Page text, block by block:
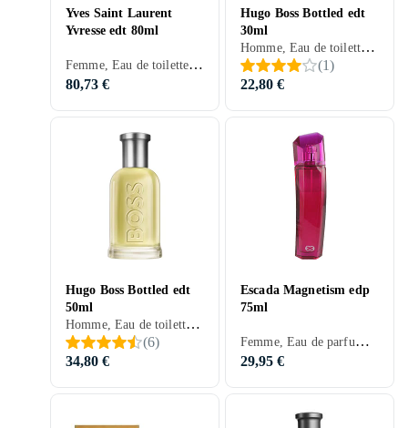
Yves Saint Laurent
Yvresse edt 80ml
Femme, Eau de toilette, 80 ml, Musc, Bois de cèdre, Poires, Menthe, Violette, Ros, Chêne, Pamplemousse, Vétiver, Bois, Champagne, Patchouli, Anis, Nektarin, Mousse, Marguerite, Prune, Framboise
80,73 €
Hugo Boss Bottled edt
30ml
Homme, Eau de toilette, 30 ml, Boss Bottled, Musc, Bois de cèdre, Bois de santal, Mandarine, Pomme, Citron, Chêne, Bergamote, Vétiver, Bois, Oeillet, Patchouli, Pélargonium, Acajou, Olivträ, Clou de girofle, Cannelle, Cuir, Chaux, Vanille, Ambre gris, Prune, Géranium, Mousse de chêne
(1)
22,80 €
Hugo Boss Bottled edt
50ml
Homme, Eau de toilette, 50 ml, Boss Bottled, Musc, Bois de cèdre, Bois de santal, Bois de cachemire, Mandarine, Menthe, Pomme, Lavande, Citron, Ros, Genévrier, Chêne, Bergamote, Cardamome, Vétiver, Orange sanguine, Salvia, Bois, Oeillet, Feuille de cèdre, Poivre, Patchouli, Pélargonium, Acajou, Olivträ, Clou de girofle, Cannelle, Cuir, Vanille, Ananas, Ambre gris, Prune, Iris, Chocolat, Géranium, Mousse de chêne
(6)
34,80 €
Escada Magnetism edp
75ml
Femme, Eau de parfum, 75 ml, Magnetism, Musc, Bois de santal, Bois de cachemire, Freesia, Basilic, Melon, Ros, Muguet, Vétiver, Thym, Benjoin, Patchouli, Fleur d'amande, Héliotrope, Lait de coco, Eternell, Groseilles, Magnolia, Jasmin, Vanille, Ananas, Ambre gris, Cassis, Prune, Iris, Kummin, Fruits rouges, Karamell
29,95 €